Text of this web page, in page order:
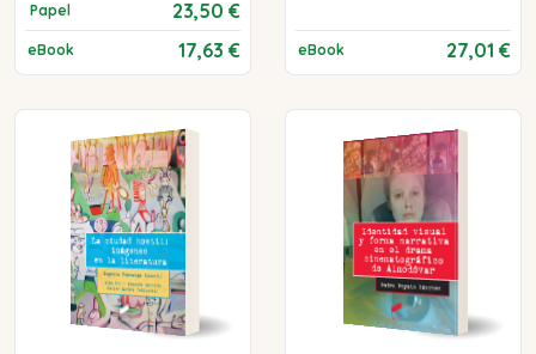
Papel 23,50 €
eBook 17,63 € eBook 27,01 €